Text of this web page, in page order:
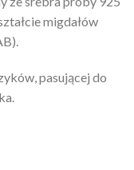
migdałów
pasującej do